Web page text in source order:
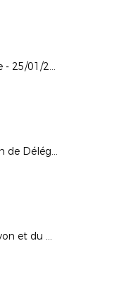
Plénière Futsal Ligue - 25/01/2018 au District de Lyon et du Rhône
Plénière Commission de Délégations - 20/01/2018 - District de Lyon et du Rhône
Tirage Coupes de Lyon et du Rhône Seniors et Féminines - 10-01-2018 - Crédit Agricole